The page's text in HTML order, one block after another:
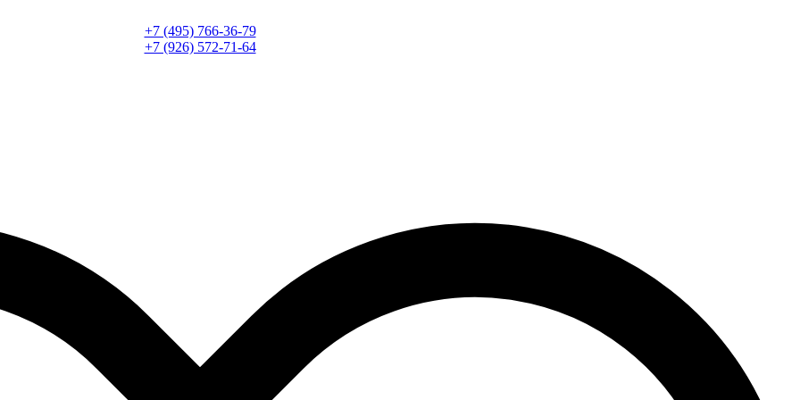
+7 (495) 766-36-79
+7 (926) 572-71-64